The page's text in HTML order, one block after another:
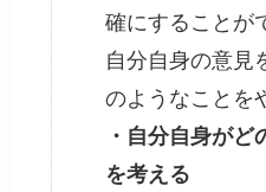
確にすることが
自分自身の意見
のようなことを
・自分自身が
を考える